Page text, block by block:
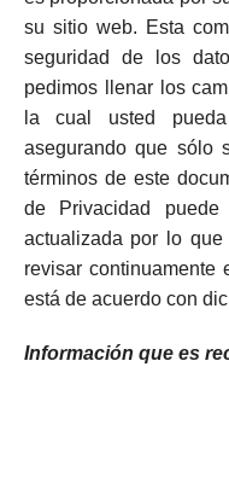
su sitio web. Esta
seguridad de los
pedimos llenar los
la cual usted
asegurando que sólo
términos de este
de Privacidad
actualizada por lo que
revisar continuamente
está de acuerdo con
Información que es